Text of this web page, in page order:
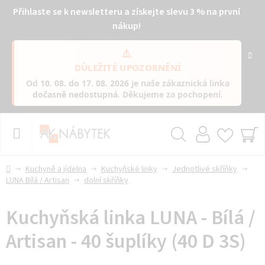
Přihlaste se k newsletteru a získejte slevu 3 % na první
nákup!
⚠️
DŮLEŽITÉ UPOZORNĚNÍ
Od 10. 08. do 17. 08. 2026 je naše zákaznická linka
dočasně nedostupná. Děkujeme za pochopení.
DomůKuchyně a jídelna Kuchyňské linky
Jednotlivé skříňky
LUNA Bílá / Artisan
dolní skříňky
Kuchyňská linka LUNA - Bílá /
Artisan - 40 šuplíky (40 D 3S)